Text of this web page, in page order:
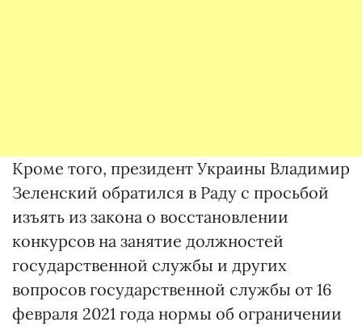
Кроме того, президент Украины Владимир
Зеленский обратился в Раду с просьбой
изъять из закона о восстановлении
конкурсов на занятие должностей
государственной службы и других
вопросов государственной службы от 16
февраля 2021 года нормы об ограничении